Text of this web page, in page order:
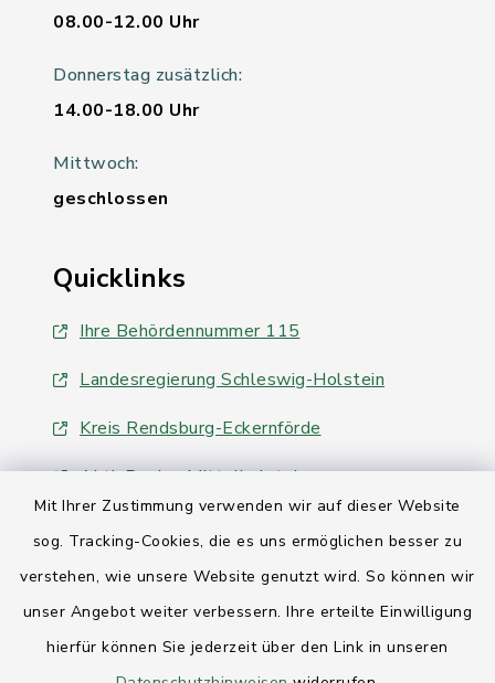
Mit Ihrer Zustimmung verwenden wir auf dieser Website
sog. Tracking-Cookies, die es uns ermöglichen besser zu
verstehen, wie unsere Website genutzt wird. So können wir
unser Angebot weiter verbessern. Ihre erteilte Einwilligung
hierfür können Sie jederzeit über den Link in unseren
08.00-12.00 Uhr
Donnerstag zusätzlich:
14.00-18.00 Uhr
Mittwoch:
geschlossen
Quicklinks
Ihre Behördennummer 115
Landesregierung Schleswig-Holstein
Kreis Rendsburg-Eckernförde
AktivRegion Mittelholstein
Kontakt